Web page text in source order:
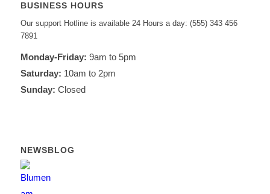
BUSINESS HOURS
Our support Hotline is available 24 Hours a day: (555) 343 456
7891
Monday-Friday: 9am to 5pm
Saturday: 10am to 2pm
Sunday: Closed
NEWSBLOG